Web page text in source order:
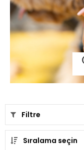
Filtre
Sıralama seçin